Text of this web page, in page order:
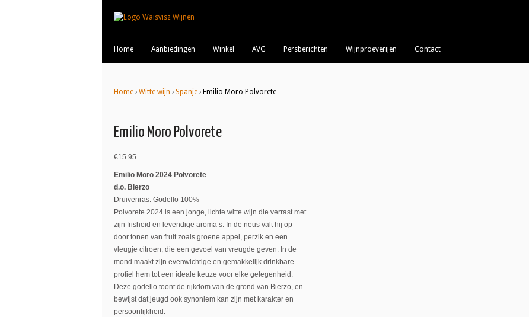
Home Aanbiedingen Winkel AVG Persberichten Wijnproeverijen Contact
Home › Witte wijn › Spanje › Emilio Moro Polvorete
Emilio Moro Polvorete
€15.95
Emilio Moro 2024 Polvorete
d.o. Bierzo
Druivenras: Godello 100%
Polvorete 2024 is een jonge, lichte witte wijn die verrast met
zijn frisheid en levendige aroma’s. In de neus valt hij op
door tonen van fruit zoals groene appel, perzik en een
vleugje citroen, die een gevoel van vreugde geven. In de
mond maakt zijn evenwichtige en gemakkelijk drinkbare
profiel hem tot een ideale keuze voor elke gelegenheid.
Deze godello toont de rijkdom van de grond van Bierzo, en
bewijst dat jeugd ook synoniem kan zijn met karakter en
persoonlijkheid.